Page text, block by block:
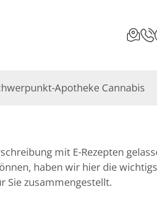
Apotheke Cannabis
mit E-Rezepten
haben wir hier die
Sie zusammengestellt.